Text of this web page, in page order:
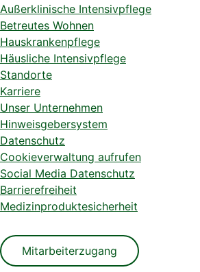
Außerklinische Intensivpflege
Betreutes Wohnen
Hauskrankenpflege
Häusliche Intensivpflege
Standorte
Karriere
Unser Unternehmen
Hinweisgebersystem
Datenschutz
Cookieverwaltung aufrufen
Social Media Datenschutz
Barrierefreiheit
Medizinproduktesicherheit
Mitarbeiterzugang